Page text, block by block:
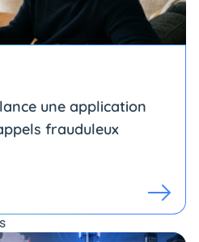
une application
frauduleux